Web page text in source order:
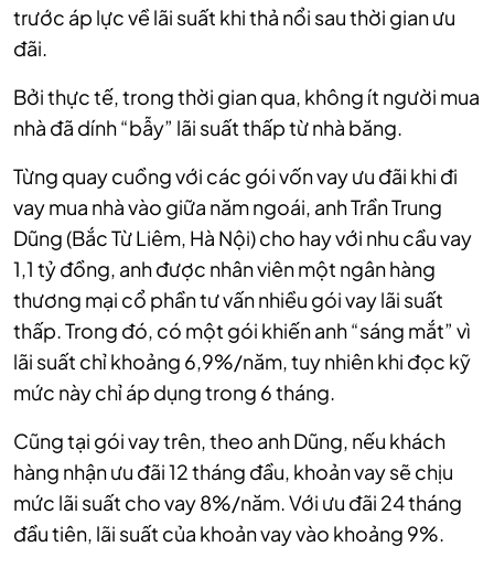
trước áp lực về lãi suất khi thả nổi sau thời gian ưu
đãi.
Bởi thực tế, trong thời gian qua, không ít người mua
nhà đã dính “bẫy” lãi suất thấp từ nhà băng.
Từng quay cuồng với các gói vốn vay ưu đãi khi đi
vay mua nhà vào giữa năm ngoái, anh Trần Trung
Dũng (Bắc Từ Liêm, Hà Nội) cho hay với nhu cầu vay
1,1 tỷ đồng, anh được nhân viên một ngân hàng
thương mại cổ phần tư vấn nhiều gói vay lãi suất
thấp. Trong đó, có một gói khiến anh “sáng mắt” vì
lãi suất chỉ khoảng 6,9%/năm, tuy nhiên khi đọc kỹ
mức này chỉ áp dụng trong 6 tháng.
Cũng tại gói vay trên, theo anh Dũng, nếu khách
hàng nhận ưu đãi 12 tháng đầu, khoản vay sẽ chịu
mức lãi suất cho vay 8%/năm. Với ưu đãi 24 tháng
đầu tiên, lãi suất của khoản vay vào khoảng 9%.